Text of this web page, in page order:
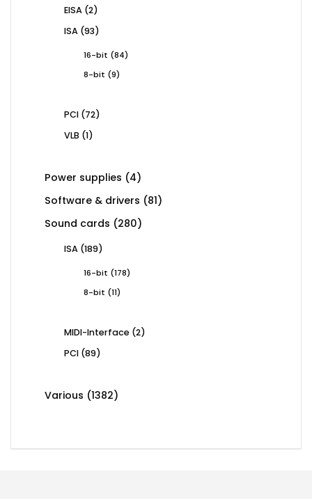
EISA 22
ISA 9393
16-bit 8484
8-bit
99
PCI 7272
VLB 11
Power supplies 44
products
Software & drivers 8181
Sound cards 280280
ISA 189189
16-bit 178178
8-bit
1111
MIDI-Interface 22
PCI 8989
Various 13821382